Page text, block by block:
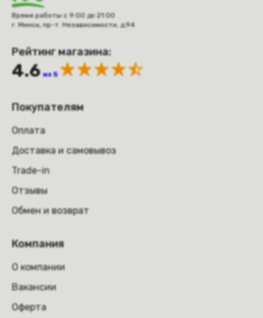
Время работы с 9:00 до 21:00
г. Минск, пр-т. Независимости, д.94
Рейтинг магазина:
4.6 из 5
Покупателям
Оплата
Доставка и самовывоз
Trade-in
Отзывы
Обмен и возврат
Компания
О компании
Вакансии
Оферта